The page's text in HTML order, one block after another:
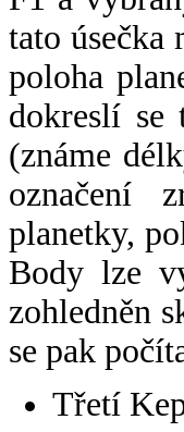
tato úsečka
poloha
dokreslí se
(známe
označení
planetky,
Body lze
zohledněn
se pak
Třetí